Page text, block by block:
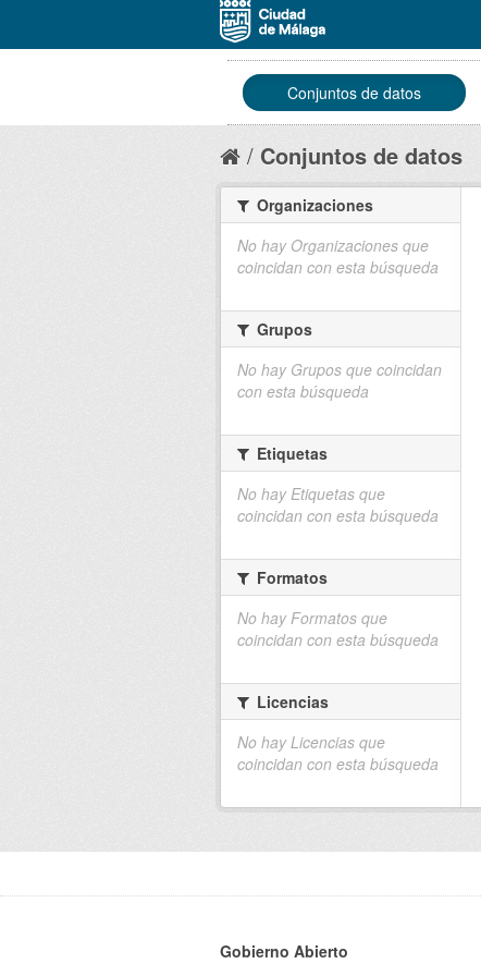
Conjuntos de datos
Conjuntos de datos
Organizaciones
No hay Organizaciones que
coincidan con esta búsqueda
Grupos
No hay Grupos que coincidan
con esta búsqueda
Etiquetas
No hay Etiquetas que
coincidan con esta búsqueda
Formatos
No hay Formatos que
coincidan con esta búsqueda
Licencias
No hay Licencias que
coincidan con esta búsqueda
Gobierno Abierto